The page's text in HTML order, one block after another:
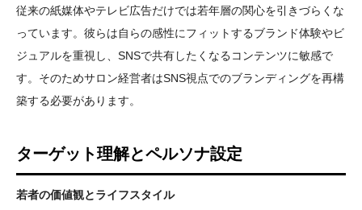
従来の紙媒体やテレビ広告だけでは若年層の関心を引きづらくな
っています。彼らは自らの感性にフィットするブランド体験やビ
ジュアルを重視し、SNSで共有したくなるコンテンツに敏感で
す。そのためサロン経営者はSNS視点でのブランディングを再構
築する必要があります。
ターゲット理解とペルソナ設定
若者の価値観とライフスタイル